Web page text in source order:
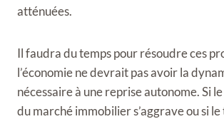
atténuées.
Il faudra du temps pour résoudre ces
l’économie ne devrait pas avoir la
nécessaire à une reprise autonome. Si
du marché immobilier s’aggrave ou si